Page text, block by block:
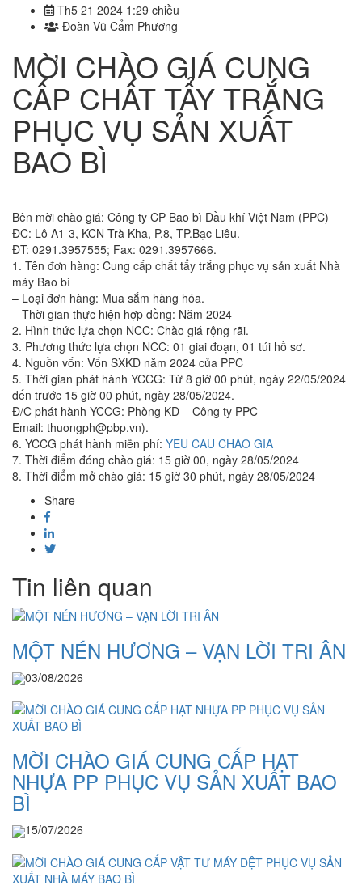
Th5 21 2024 1:29 chiều
Đoàn Vũ Cẩm Phương
MỜI CHÀO GIÁ CUNG
CẤP CHẤT TẨY TRẮNG
PHỤC VỤ SẢN XUẤT
BAO BÌ
Bên mời chào giá: Công ty CP Bao bì Dầu khí Việt Nam (PPC)
ĐC: Lô A1-3, KCN Trà Kha, P.8, TP.Bạc Liêu.
ĐT: 0291.3957555; Fax: 0291.3957666.
1. Tên đơn hàng: Cung cấp chất tẩy trắng phục vụ sản xuất Nhà
máy Bao bì
– Loại đơn hàng: Mua sắm hàng hóa.
– Thời gian thực hiện hợp đồng: Năm 2024
2. Hình thức lựa chọn NCC: Chào giá rộng rãi.
3. Phương thức lựa chọn NCC: 01 giai đoạn, 01 túi hồ sơ.
4. Nguồn vốn: Vốn SXKD năm 2024 của PPC
5. Thời gian phát hành YCCG: Từ 8 giờ 00 phút, ngày 22/05/2024
đến trước 15 giờ 00 phút, ngày 28/05/2024.
Đ/C phát hành YCCG: Phòng KD – Công ty PPC
Email: thuongph@pbp.vn).
6. YCCG phát hành miễn phí: YEU CAU CHAO GIA
7. Thời điểm đóng chào giá: 15 giờ 00, ngày 28/05/2024
8. Thời điểm mở chào giá: 15 giờ 30 phút, ngày 28/05/2024
Share
Tin liên quan
MỘT NÉN HƯƠNG – VẠN LỜI TRI ÂN
03/08/2026
MỜI CHÀO GIÁ CUNG CẤP HẠT
NHỰA PP PHỤC VỤ SẢN XUẤT BAO
BÌ
15/07/2026